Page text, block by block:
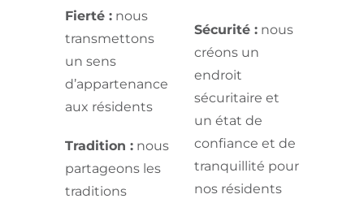
Fierté : nous
transmettons
un sens
d’appartenance
aux résidents
Tradition : nous
partageons les
traditions
Sécurité : nous
créons un
endroit
sécuritaire et
un état de
confiance et de
tranquillité pour
nos résidents